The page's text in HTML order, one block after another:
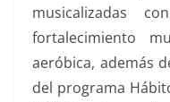
musicalizadas
fortalecimiento
aeróbica, además
del programa